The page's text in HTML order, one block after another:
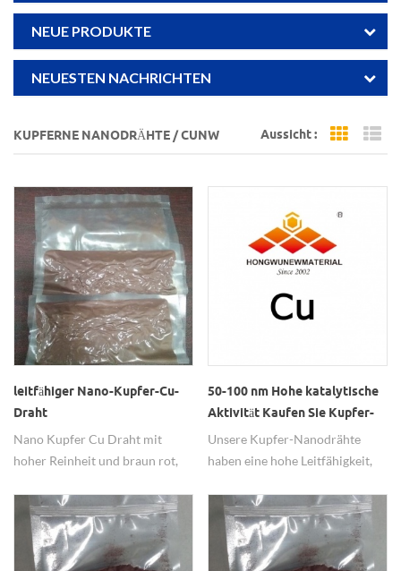
NEUE PRODUKTE
NEUESTEN NACHRICHTEN
KUPFERNE NANODRÄHTE / CUNW Aussicht : Grid
leitfähiger Nano-Kupfer-Cu-
Draht
Nano Kupfer Cu Draht mit
hoher Reinheit und braun rot,
verwendet.
50-100 nm Hohe katalytische
Aktivität Kaufen Sie Kupfer-
Nanodrähte CuNWs
Unsere Kupfer-Nanodrähte
haben eine hohe Leitfähigkeit,
eine hohe katalytische Aktivität,
die in transparenten leitfähigen
Materialien weit verbreitet ist.